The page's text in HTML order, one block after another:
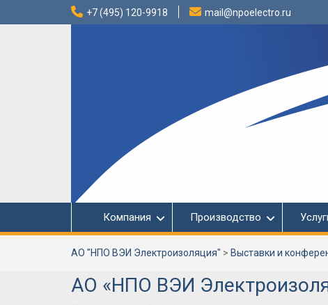
+7 (495) 120-9918 mail@npoelectro.ru
Компания Производство
АО "НПО ВЭИ Электроизоляция" > Выставки и
АО «НПО ВЭИ